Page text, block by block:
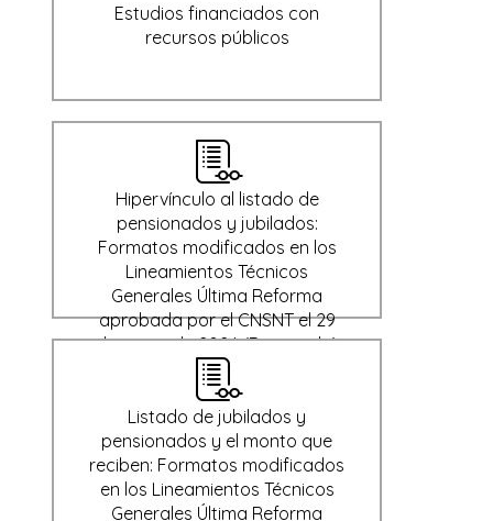
Estudios financiados con
recursos públicos
Hipervínculo al listado de
pensionados y jubilados:
Formatos modificados en los
Lineamientos Técnicos
Generales Última Reforma
aprobada por el CNSNT el 29
de enero de 2024 (Derogado)
Listado de jubilados y
pensionados y el monto que
reciben: Formatos modificados
en los Lineamientos Técnicos
Generales Última Reforma